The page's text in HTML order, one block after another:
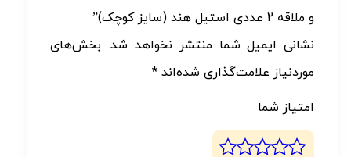
و ملاقه 2 عددی استیل هند (سایز کوچک)”
نشانی ایمیل شما منتشر نخواهد شد. بخش‌های
موردنیاز علامت‌گذاری شده‌اند *
امتیاز شما